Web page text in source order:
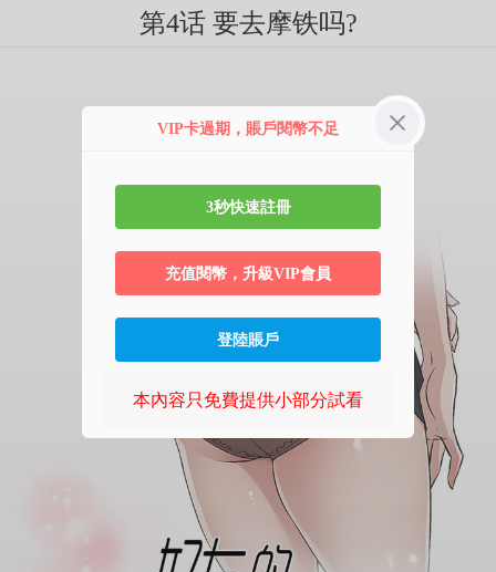
第4话 要去摩铁吗?
VIP卡過期，賬戶閱幣不足
3秒快速註冊
充值閱幣，升級VIP會員
登陸賬戶
本內容只免費提供小部分試看